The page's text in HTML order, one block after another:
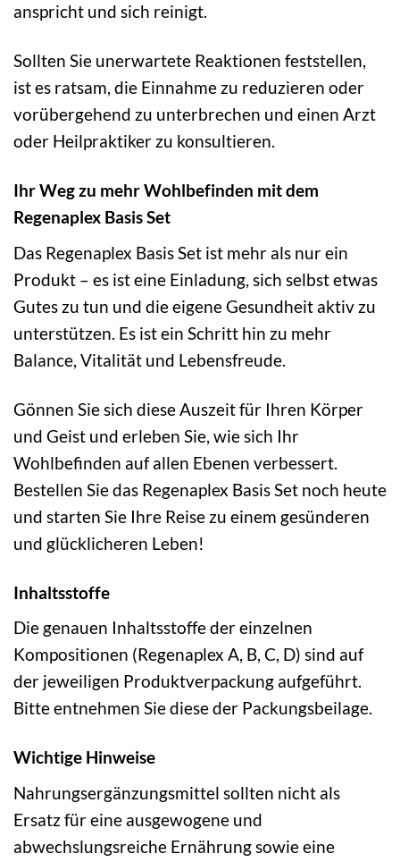
anspricht und sich reinigt.
Sollten Sie unerwartete Reaktionen feststellen,
ist es ratsam, die Einnahme zu reduzieren oder
vorübergehend zu unterbrechen und einen Arzt
oder Heilpraktiker zu konsultieren.
Ihr Weg zu mehr Wohlbefinden mit dem
Regenaplex Basis Set
Das Regenaplex Basis Set ist mehr als nur ein
Produkt – es ist eine Einladung, sich selbst etwas
Gutes zu tun und die eigene Gesundheit aktiv zu
unterstützen. Es ist ein Schritt hin zu mehr
Balance, Vitalität und Lebensfreude.
Gönnen Sie sich diese Auszeit für Ihren Körper
und Geist und erleben Sie, wie sich Ihr
Wohlbefinden auf allen Ebenen verbessert.
Bestellen Sie das Regenaplex Basis Set noch heute
und starten Sie Ihre Reise zu einem gesünderen
und glücklicheren Leben!
Inhaltsstoffe
Die genauen Inhaltsstoffe der einzelnen
Kompositionen (Regenaplex A, B, C, D) sind auf
der jeweiligen Produktverpackung aufgeführt.
Bitte entnehmen Sie diese der Packungsbeilage.
Wichtige Hinweise
Nahrungsergänzungsmittel sollten nicht als
Ersatz für eine ausgewogene und
abwechslungsreiche Ernährung sowie eine